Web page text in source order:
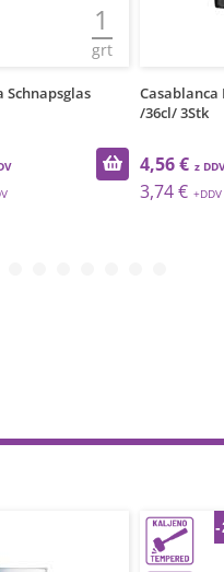
1
grt
Schnapsglas
Casablanca
/36cl/ 3Stk
4,56 €
3,74 €
-